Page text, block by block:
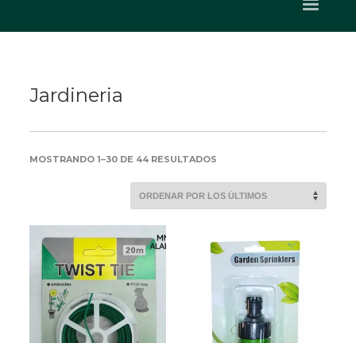
Jardineria
MOSTRANDO 1–30 DE 44 RESULTADOS
ÚLTIMOS